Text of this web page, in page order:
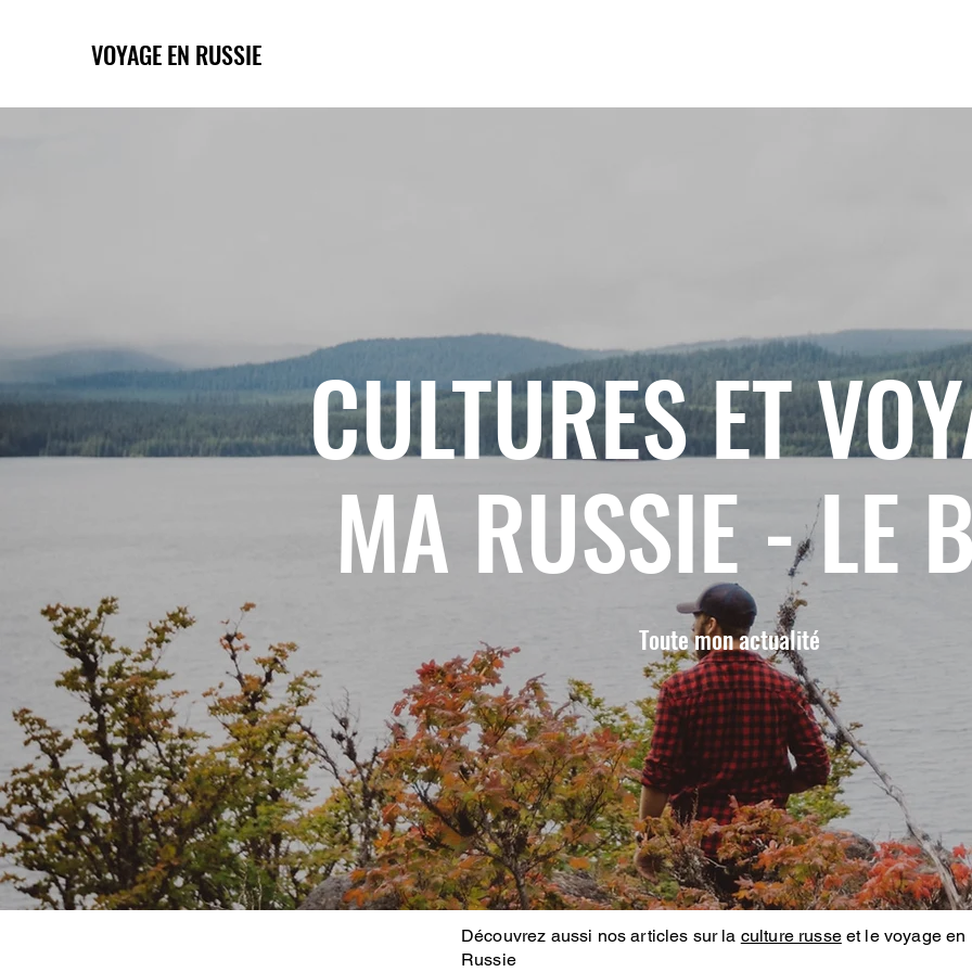
VOYAGE EN RUSSIE
CULTURES ET
MA RUSSIE - LE
Toute mon actualité
Découvrez aussi nos articles sur la culture russeet le voyage en
Russie